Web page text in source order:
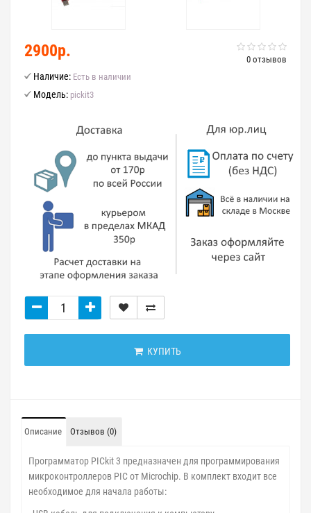
0 отзывов
2900р.
Наличие: Есть в наличии
Модель: pickit3
КУПИТЬ
Описание Отзывов (0)
Программатор PICkit 3 предназначен для программирования
микроконтроллеров PIC от Microchip. В комплект входит все
необходимое для начала работы: